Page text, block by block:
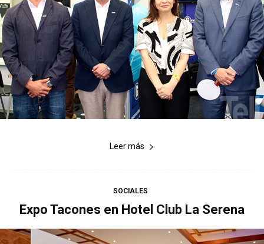
Leer más
SOCIALES
Expo Tacones en Hotel Club La Serena